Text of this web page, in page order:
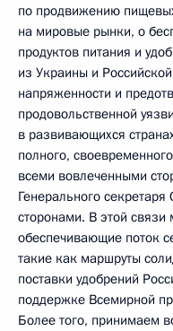
по продвижению
на мировые рынки, о
продуктов питания и
из Украины и
напряженности и
продовольственной
в развивающихся
полного,
всеми вовлеченными
Генерального
сторонами. В этой связи
обеспечивающие поток
такие как маршруты
поставки удобрений
поддержке Всемирной
Более того, принимаем